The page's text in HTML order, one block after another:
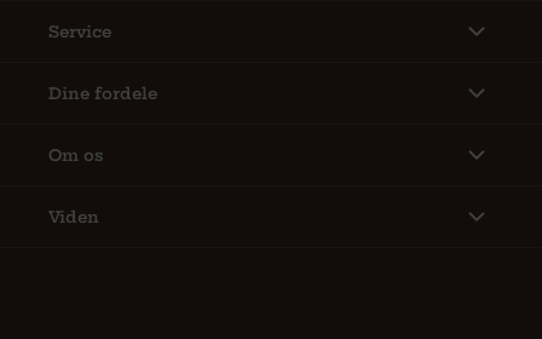
Service
Dine fordele
Om os
Viden